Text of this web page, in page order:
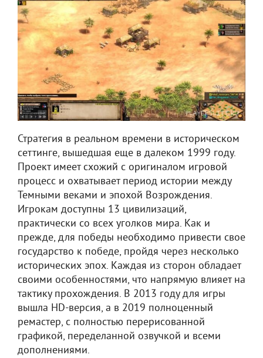
Стратегия в реальном времени в историческом
сеттинге, вышедшая еще в далеком 1999 году.
Проект имеет схожий с оригиналом игровой
процесс и охватывает период истории между
Темными веками и эпохой Возрождения.
Игрокам доступны 13 цивилизаций,
практически со всех уголков мира. Как и
прежде, для победы необходимо привести свое
государство к победе, пройдя через несколько
исторических эпох. Каждая из сторон обладает
своими особенностями, что напрямую влияет на
тактику прохождения. В 2013 году для игры
вышла HD-версия, а в 2019 полноценный
ремастер, с полностью перерисованной
графикой, переделанной озвучкой и всеми
дополнениями.